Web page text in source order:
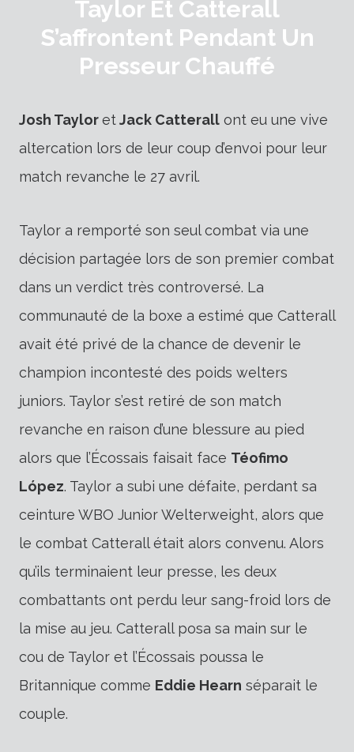
Taylor Et Catterall
S’affrontent Pendant Un
Presseur Chauffé
Josh TayloretJack Catterall ont eu une vive
altercation lors de leur coup d’envoi pour leur
match revanche le 27 avril.
Taylor a remporté son seul combat via une
décision partagée lors de son premier combat
dans un verdict très controversé. La
communauté de la boxe a estimé que Catterall
avait été privé de la chance de devenir le
champion incontesté des poids welters
juniors. Taylor s’est retiré de son match
revanche en raison d’une blessure au pied
alors que l’Écossais faisait face Téofimo
López. Taylor a subi une défaite, perdant sa
ceinture WBO Junior Welterweight, alors que
le combat Catterall était alors convenu. Alors
qu’ils terminaient leur presse, les deux
combattants ont perdu leur sang-froid lors de
la mise au jeu. Catterall posa sa main sur le
cou de Taylor et l’Écossais poussa le
Britannique comme Eddie Hearn séparait le
couple.